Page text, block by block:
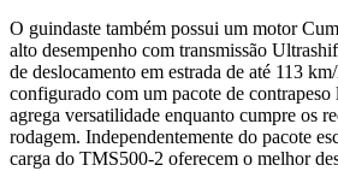
O guindaste também possui um motor
alto desempenho com transmissão
de deslocamento em estrada de até 113
configurado com um pacote de contrapeso
agrega versatilidade enquanto cumpre os
rodagem. Independentemente do pacote
carga do TMS500-2 oferecem o melhor